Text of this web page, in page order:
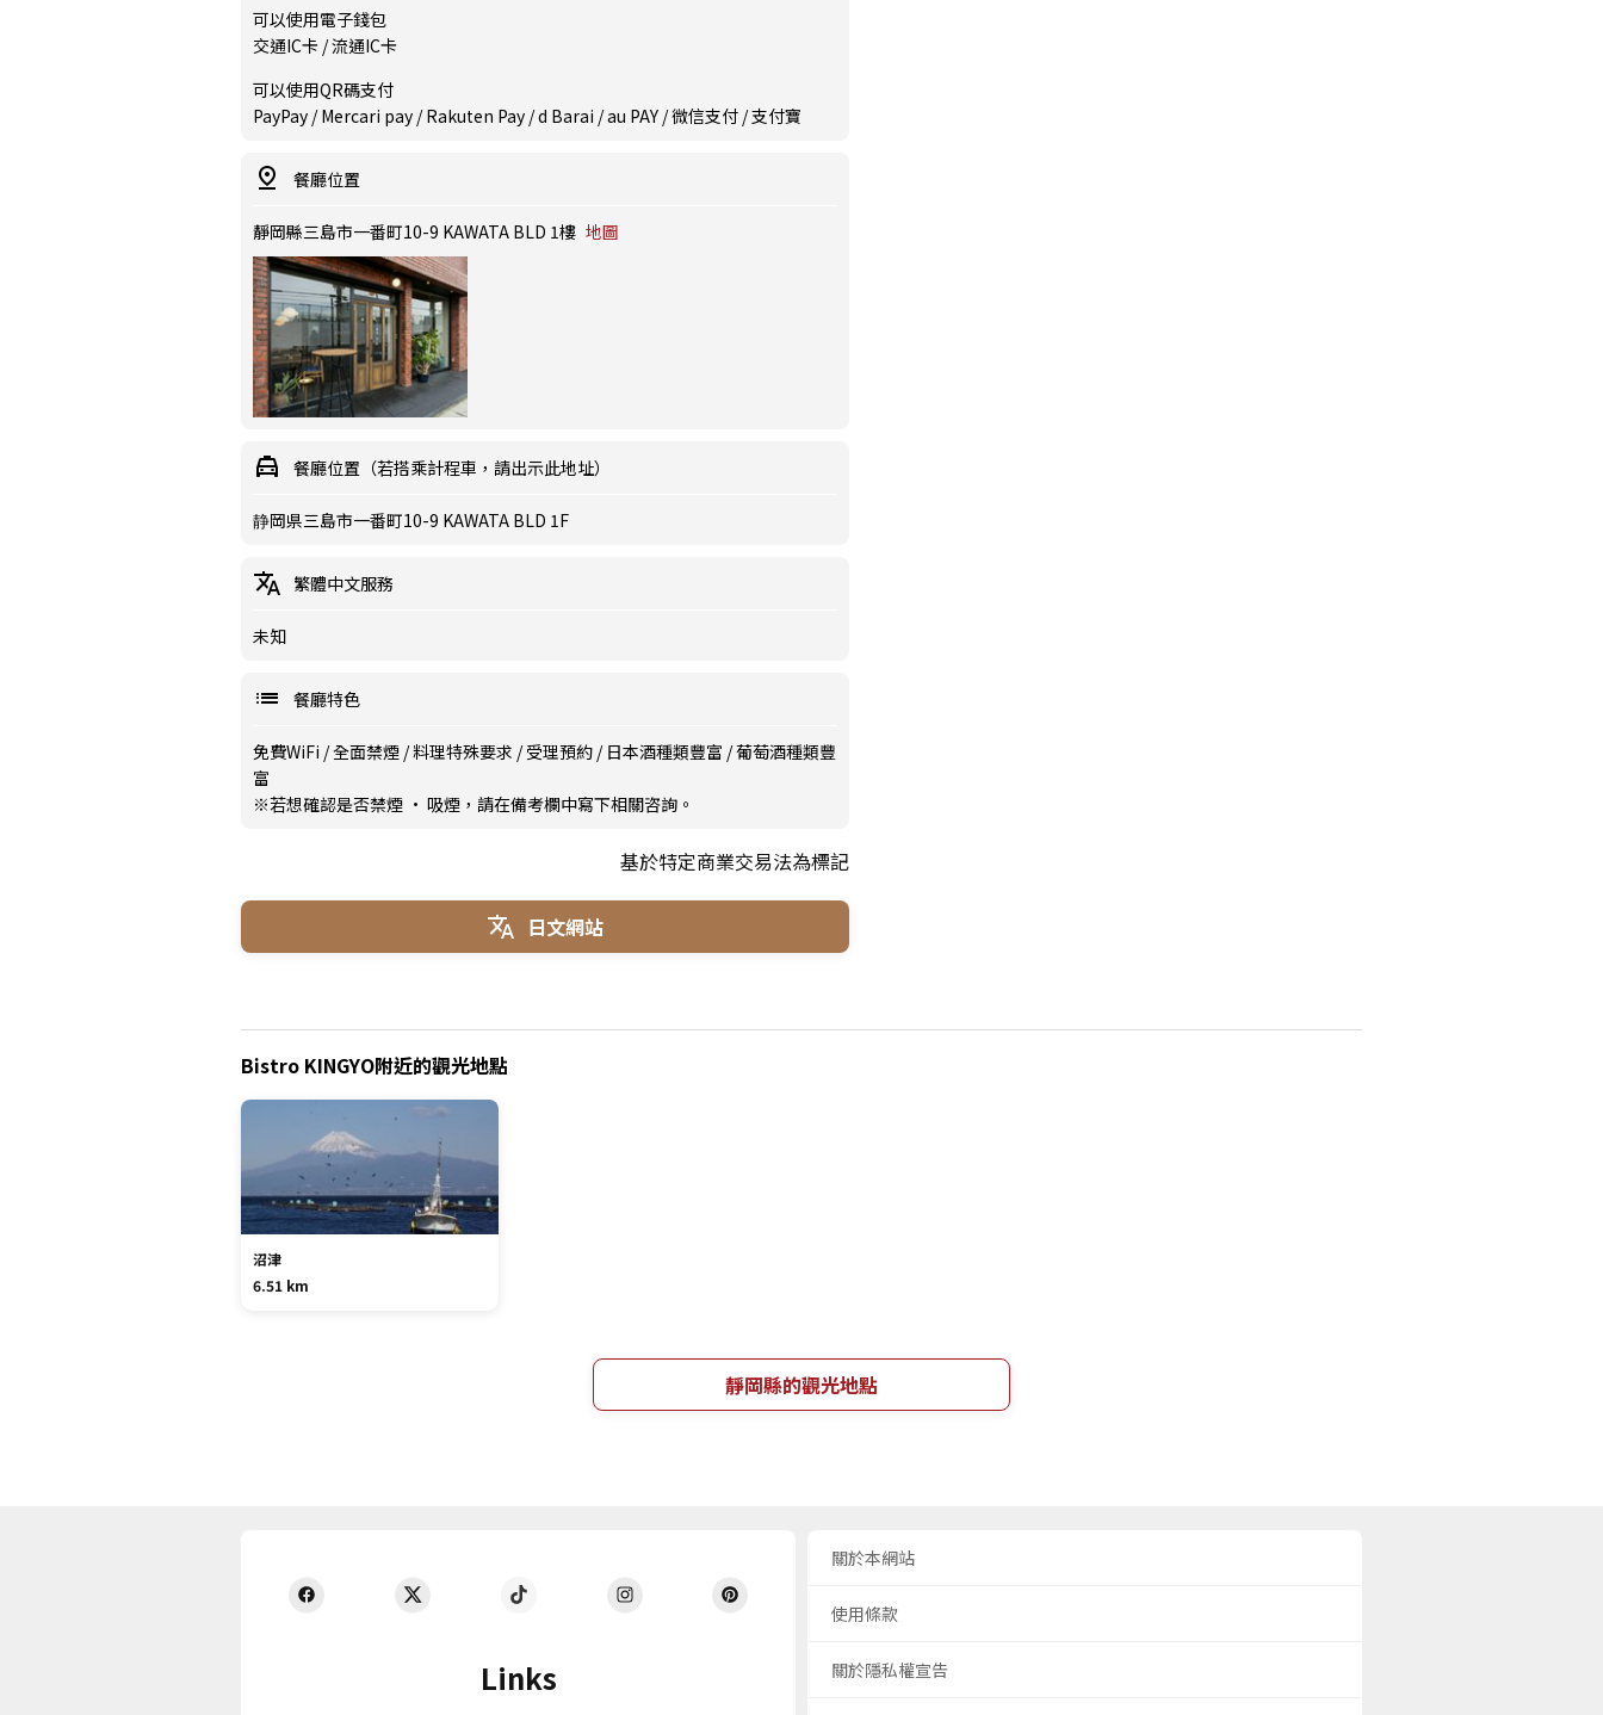
可以使用電子錢包
交通IC卡 / 流通IC卡
可以使用QR碼支付
PayPay / Mercari pay / Rakuten Pay / d Barai / au PAY / 微信支付 / 支付寶
餐廳位置
靜岡縣三島市一番町10-9 KAWATA BLD 1樓 地圖
餐廳位置（若搭乘計程車，請出示此地址）
静岡県三島市一番町10-9 KAWATA BLD 1F
繁體中文服務
未知
餐廳特色
免費WiFi /全面禁煙 /料理特殊要求 /受理預約 / 日本酒種類豐富 /葡萄酒種類豐
富
※若想確認是否禁煙 · 吸煙，請在備考欄中寫下相關咨詢。
基於特定商業交易法為標記
日文網站
Bistro KINGYO附近的觀光地點
沼津
6.51 km
靜岡縣的觀光地點
Links
關於本網站
使用條款
關於隱私權宣告